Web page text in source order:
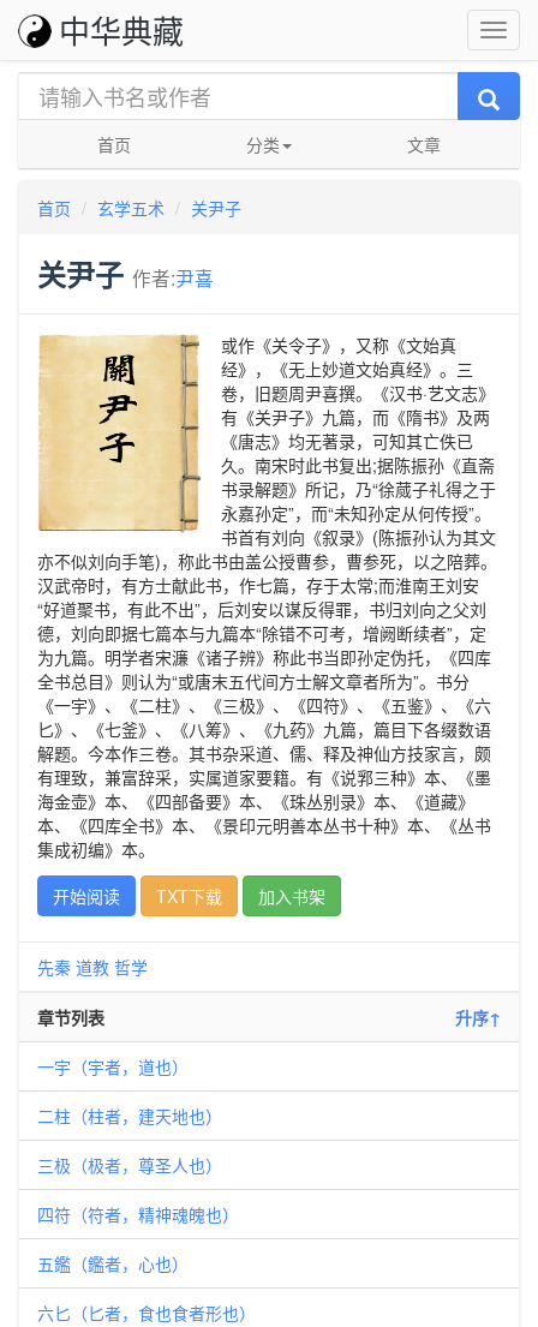
中华典藏
首页 分类 文章
首页 玄学五术 关尹子
关尹子 作者:尹喜
或作《关令子》，又称《文始真
经》，《无上妙道文始真经》。三
卷，旧题周尹喜撰。《汉书·艺文志》
有《关尹子》九篇，而《隋书》及两
《唐志》均无著录，可知其亡佚已
久。南宋时此书复出;据陈振孙《直斋
书录解题》所记，乃“徐蒇子礼得之于
永嘉孙定”，而“未知孙定从何传授”。
书首有刘向《叙录》(陈振孙认为其文
亦不似刘向手笔)，称此书由盖公授曹参，曹参死，以之陪葬。
汉武帝时，有方士献此书，作七篇，存于太常;而淮南王刘安
“好道聚书，有此不出”，后刘安以谋反得罪，书归刘向之父刘
德，刘向即据七篇本与九篇本“除错不可考，增阙断续者”，定
为九篇。明学者宋濂《诸子辨》称此书当即孙定伪托，《四库
全书总目》则认为“或唐末五代间方士解文章者所为”。书分
《一宇》、《二柱》、《三极》、《四符》、《五鉴》、《六
匕》、《七釜》、《八筹》、《九药》九篇，篇目下各缀数语
解题。今本作三卷。其书杂采道、儒、释及神仙方技家言，颇
有理致，兼富辞采，实属道家要籍。有《说郛三种》本、《墨
海金壶》本、《四部备要》本、《珠丛别录》本、《道藏》
本、《四库全书》本、《景印元明善本丛书十种》本、《丛书
集成初编》本。
开始阅读
TXT下载 加入书架
先秦 道教 哲学
章节列表 升序↑
一宇（宇者，道也）
二柱（柱者，建天地也）
三极（极者，尊圣人也）
四符（符者，精神魂魄也）
五鑑（鑑者，心也）
六匕（匕者，食也食者形也）